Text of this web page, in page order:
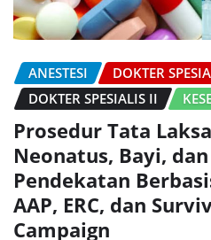
ANESTESI
DOKTER
DOKTER SPESIALIS II
Prosedur Tata
Neonatus, Bayi,
Pendekatan
AAP, ERC, dan
Campaign